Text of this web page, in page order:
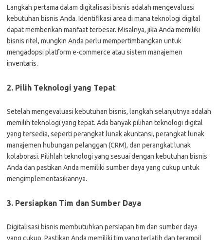
Langkah pertama dalam digitalisasi bisnis adalah mengevaluasi
kebutuhan bisnis Anda. Identifikasi area di mana teknologi digital
dapat memberikan manfaat terbesar. Misalnya, jika Anda memiliki
bisnis ritel, mungkin Anda perlu mempertimbangkan untuk
mengadopsi platform e-commerce atau sistem manajemen
inventaris.
2. Pilih Teknologi yang Tepat
Setelah mengevaluasi kebutuhan bisnis, langkah selanjutnya adalah
memilih teknologi yang tepat. Ada banyak pilihan teknologi digital
yang tersedia, seperti perangkat lunak akuntansi, perangkat lunak
manajemen hubungan pelanggan (CRM), dan perangkat lunak
kolaborasi. Pilihlah teknologi yang sesuai dengan kebutuhan bisnis
Anda dan pastikan Anda memiliki sumber daya yang cukup untuk
mengimplementasikannya.
3. Persiapkan Tim dan Sumber Daya
Digitalisasi bisnis membutuhkan persiapan tim dan sumber daya
yang cukup. Pastikan Anda memiliki tim yang terlatih dan terampil